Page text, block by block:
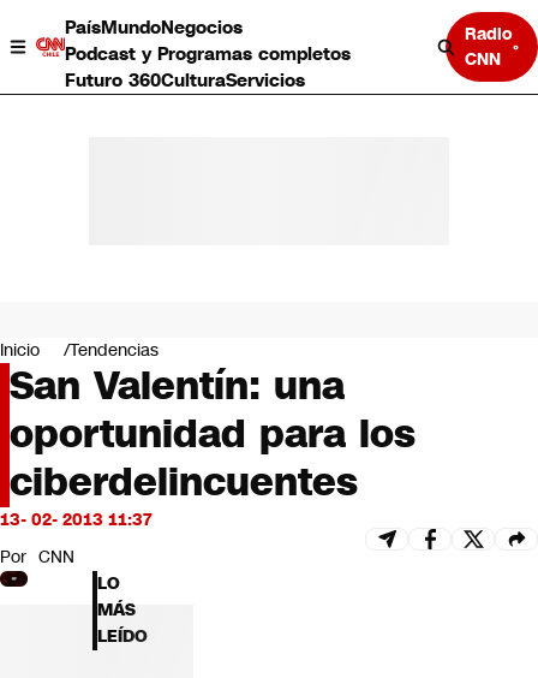
PaísMundoNegocios
Podcast y Programas completos
Futuro 360CulturaServicios
Radio
CNN
Negocios
Deportes
Programas completos
Cultura
Servicios
Bits
CNN tiempo
Futuro 360
Opinión
Inicio Tendencias
San Valentín: una
oportunidad para los
ciberdelincuentes
13- 02- 2013 11:37
Por CNN
LO
MÁS
LEÍDO